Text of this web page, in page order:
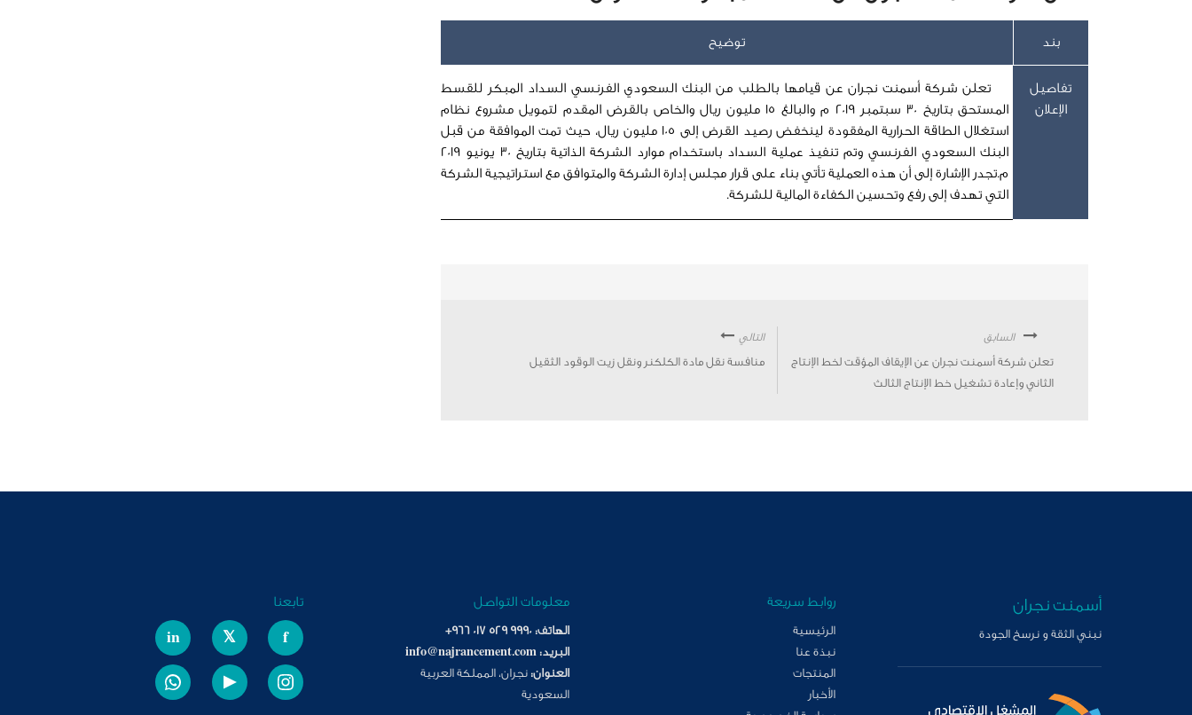
بند توضيح
تفاصيل
الإعلان
تعلن شركة أسمنت نجران عن قيامها بالطلب من البنك السعودي الفرنسي السداد المبكر للقسط
المستحق بتاريخ 30 سبتمبر 2019 م والبالغ 15 مليون ريال والخاص بالقرض المقدم لتمويل مشروع نظام
استغلال الطاقة الحرارية المفقودة لينخفض رصيد القرض إلى 105 مليون ريال، حيث تمت الموافقة من قبل
البنك السعودي الفرنسي وتم تنفيذ عملية السداد باستخدام موارد الشركة الذاتية بتاريخ 30 يونيو 2019
م.تجدر الإشارة إلى أن هذه العملية تأتي بناء على قرار مجلس إدارة الشركة والمتوافق مع استراتيجية الشركة
التي تهدف إلى رفع وتحسين الكفاءة المالية للشركة.
السابق
تعلن شركة أسمنت نجران عن الإيقاف المؤقت لخط الإنتاج
الثاني وإعادة تشغيل خط الإنتاج الثالث
التالي
منافسة نقل مادة الكلكنر ونقل زيت الوقود الثقيل
أسمنت نجران
نبني الثقة و نرسخ الجودة
روابط سريعة
الرئيسية
نبذة عنا
المنتجات
الأخبار
معلومات التواصل
الهاتف: +966 017 529 9990
البريد: info@najrancement.com
العنوان: نجران، المملكة العربية
السعودية
تابعنا
f
𝕏
in
▶